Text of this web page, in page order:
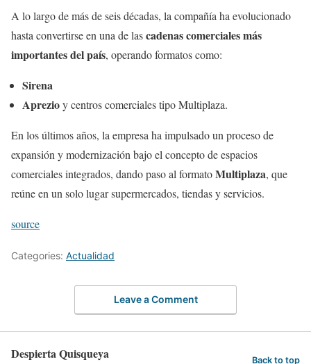
A lo largo de más de seis décadas, la compañía ha evolucionado
hasta convertirse en una de lascadenas comerciales más
importantes del país, operando formatos como:
Sirena
Aprezioy centros comerciales tipo Multiplaza.
En los últimos años, la empresa ha impulsado un proceso de
expansión y modernización bajo el concepto de espacios
comerciales integrados, dando paso al formatoMultiplaza, que
reúne en un solo lugar supermercados, tiendas y servicios.
source
Categories: Actualidad
Leave a Comment
Despierta Quisqueya Back to top